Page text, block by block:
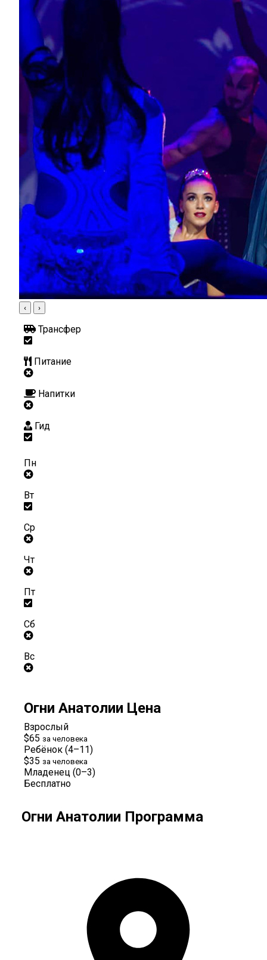
‹ ›
Трансфер
Питание
Напитки
Гид
Пн
Вт
Ср
Чт
Пт
Сб
Вс
Огни Анатолии Цена
Взрослый
$65 за человека
Ребёнок (4–11)
$35 за человека
Младенец (0–3)
Бесплатно
Огни Анатолии Программа